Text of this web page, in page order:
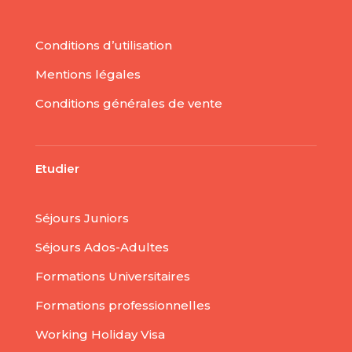
Conditions d’utilisation
Mentions légales
Conditions générales de vente
Etudier
Séjours Juniors
Séjours Ados-Adultes
Formations Universitaires
Formations professionnelles
Working Holiday Visa